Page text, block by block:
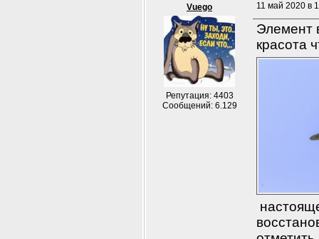
Vuego
Репутация: 4403
Сообщений: 6.129
11 май 2020 в
Элемент
красота